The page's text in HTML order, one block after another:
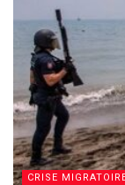
CRISE